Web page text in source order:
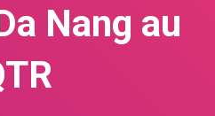
Nang au